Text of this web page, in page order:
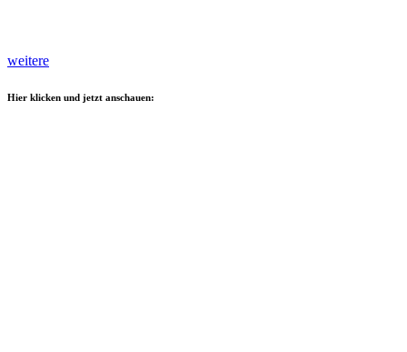
weitere
Hier klicken und jetzt anschauen: